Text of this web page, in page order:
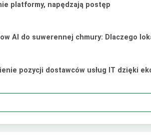
platformy, napędzają postęp
AI do suwerennej chmury: Dlaczego
pozycji dostawców usług IT dzięki